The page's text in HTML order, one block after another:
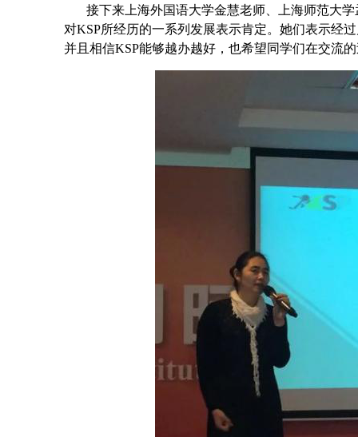
接下来上海外国语大学金慧老师、上海师范大
对KSP所经历的一系列发展表示肯定。 她们表示经
并且 相信KSP能够越办越好，也希望同学们在交流